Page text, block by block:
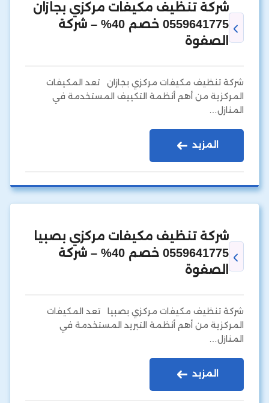
شركة تنظيف مكيفات مركزي بجازان
0559641775 خصم 40% – شركة
الصفوة
شركة تنظيف مكيفات مركزي بجازان تعد المكيفات
المركزية من أهم أنظمة التكييف المستخدمة في
المنازل…
المزيد
شركة تنظيف مكيفات مركزي بصبيا
0559641775 خصم 40% – شركة
الصفوة
شركة تنظيف مكيفات مركزي بصبيا تعد المكيفات
المركزية من أهم أنظمة التبريد المستخدمة في
المنازل…
المزيد